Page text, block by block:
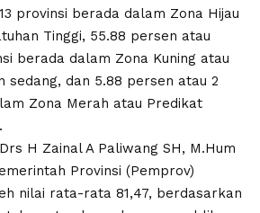
provinsi berada dalam Zona Hijau
Tinggi, 55.88 persen atau
berada dalam Zona Kuning atau
sedang, dan 5.88 persen atau 2
Zona Merah atau Predikat
H Zainal A Paliwang SH, M.Hum
Provinsi (Pemprov)
nilai rata-rata 81,47, berdasarkan